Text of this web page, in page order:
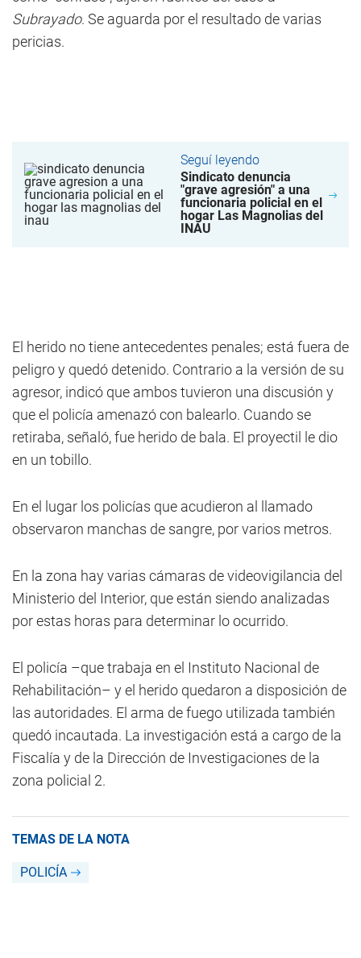
Subrayado. Se aguarda por el resultado de varias
pericias.
Seguí leyendo
Sindicato denuncia
"grave agresión" a una
funcionaria policial en el
hogar Las Magnolias del
INAU
El herido no tiene antecedentes penales; está fuera de
peligro y quedó detenido. Contrario a la versión de su
agresor, indicó que ambos tuvieron una discusión y
que el policía amenazó con balearlo. Cuando se
retiraba, señaló, fue herido de bala. El proyectil le dio
en un tobillo.
En el lugar los policías que acudieron al llamado
observaron manchas de sangre, por varios metros.
En la zona hay varias cámaras de videovigilancia del
Ministerio del Interior, que están siendo analizadas
por estas horas para determinar lo ocurrido.
El policía –que trabaja en el Instituto Nacional de
Rehabilitación– y el herido quedaron a disposición de
las autoridades. El arma de fuego utilizada también
quedó incautada. La investigación está a cargo de la
Fiscalía y de la Dirección de Investigaciones de la
zona policial 2.
TEMAS DE LA NOTA
POLICÍA